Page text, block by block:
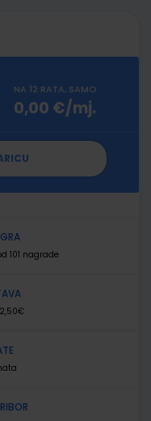
NA 12 RATA, SAMO
0,00 €/mj.
101 nagrade